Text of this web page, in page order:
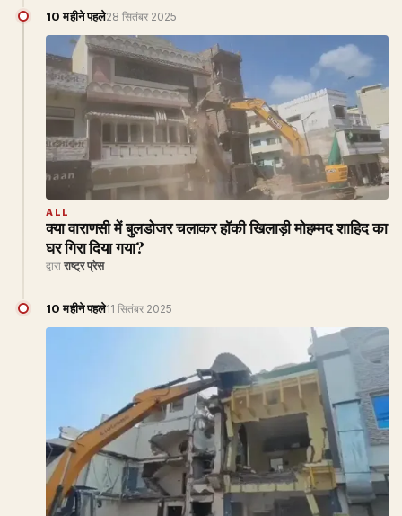
10 महीने पहले28 सितंबर 2025
ALL
क्या वाराणसी में बुलडोजर चलाकर हॉकी खिलाड़ी मोहम्मद शाहिद का
घर गिरा दिया गया?
द्वारा राष्ट्र प्रेस
10 महीने पहले11 सितंबर 2025